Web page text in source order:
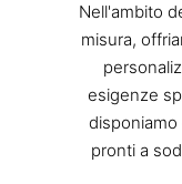
Nell'ambito
misura,
esigenze
disponiamo
pronti a